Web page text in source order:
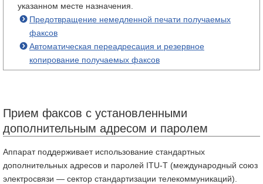
указанном месте назначения.
Предотвращение немедленной печати получаемых
факсов
Автоматическая переадресация и резервное
копирование получаемых факсов
Прием факсов с установленными
дополнительным адресом и паролем
Аппарат поддерживает использование стандартных
дополнительных адресов и паролей ITU-T (международный союз
электросвязи — сектор стандартизации телекоммуникаций).